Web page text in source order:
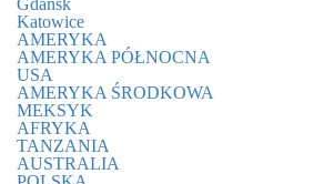
Gdańsk
Katowice
AMERYKA
AMERYKA PÓŁNOCNA
USA
AMERYKA ŚRODKOWA
MEKSYK
AFRYKA
TANZANIA
AUSTRALIA